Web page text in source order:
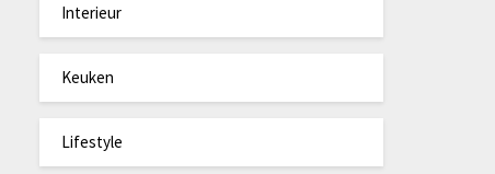
Interieur
Keuken
Lifestyle